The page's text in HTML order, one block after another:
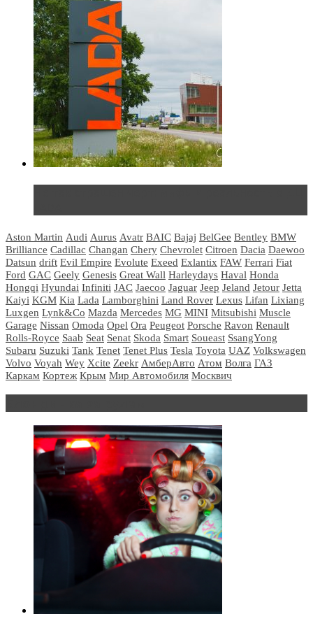
Aston Martin Audi Aurus Avatr BAIC Bajaj BelGee Bentley BMW
Brilliance Cadillac Changan Chery Chevrolet Citroen Dacia Daewoo
Datsun drift Evil Empire Evolute Exeed Exlantix FAW Ferrari Fiat
Ford GAC Geely Genesis Great Wall Harleydays Haval Honda
Hongqi Hyundai Infiniti JAC Jaecoo Jaguar Jeep Jeland Jetour Jetta
Kaiyi KGM Kia Lada Lamborghini Land Rover Lexus Lifan Lixiang
Luxgen Lynk&Co Mazda Mercedes MG MINI Mitsubishi Muscle
Garage Nissan Omoda Opel Ora Peugeot Porsche Ravon Renault
Rolls-Royce Saab Seat Senat Skoda Smart Soueast SsangYong
Subaru Suzuki Tank Tenet Tenet Plus Tesla Toyota UAZ Volkswagen
Volvo Voyah Wey Xcite Zeekr АмберАвто Атом Волга ГАЗ
Каркам Кортеж Крым Мир Автомобиля Москвич